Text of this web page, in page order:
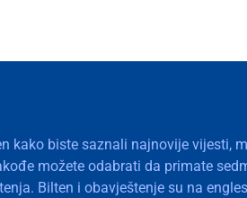
kako biste saznali najnovije vijesti,
možete odabrati da primate
Bilten i obavještenje su na